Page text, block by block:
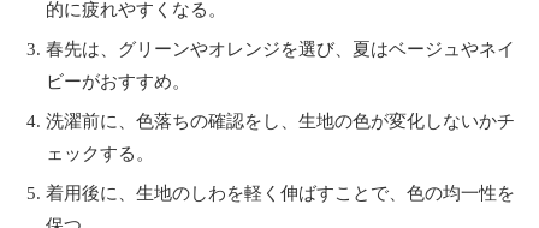
的に疲れやすくなる。
春先は、グリーンやオレンジを選び、夏はベージュやネイ
ビーがおすすめ。
洗濯前に、色落ちの確認をし、生地の色が変化しないかチ
ェックする。
着用後に、生地のしわを軽く伸ばすことで、色の均一性を